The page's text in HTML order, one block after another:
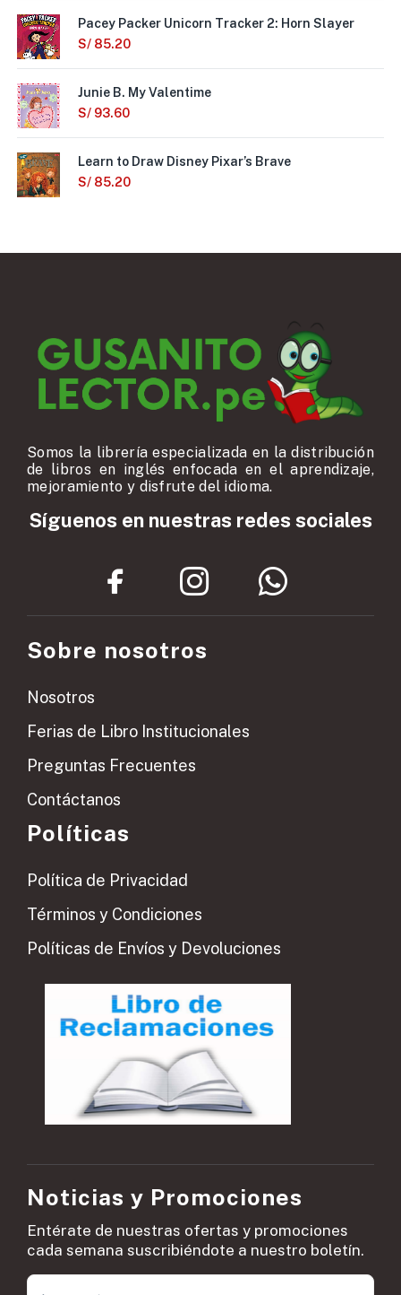
Pacey Packer Unicorn Tracker 2: Horn Slayer
S/ 85.20
Junie B. My Valentime
S/ 93.60
Learn to Draw Disney Pixar’s Brave
S/ 85.20
Somos la librería especializada en la distribución
de libros en inglés enfocada en el aprendizaje,
mejoramiento y disfrute del idioma.
Síguenos en nuestras redes sociales
Sobre nosotros
Nosotros
Ferias de Libro Institucionales
Preguntas Frecuentes
Contáctanos
Políticas
Política de Privacidad
Términos y Condiciones
Políticas de Envíos y Devoluciones
Noticias y Promociones
Entérate de nuestras ofertas y promociones
cada semana suscribiéndote a nuestro boletín.